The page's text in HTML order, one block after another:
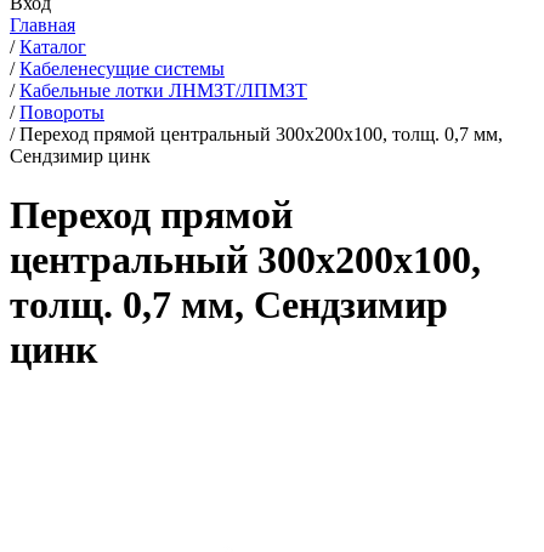
Главная
/ Каталог
/ Кабеленесущие системы
/ Кабельные лотки ЛНМЗТ/ЛПМЗТ
/ Повороты
/ Переход прямой центральный 300х200х100, толщ. 0,7 мм,
Сендзимир цинк
Переход прямой
центральный 300х200х100,
толщ. 0,7 мм, Сендзимир
цинк